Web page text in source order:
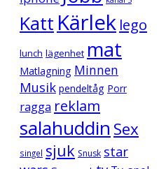
Katt Kärlek lego
lunch lägenhet mat
Matlagning Minnen
Musik pendeltåg Porr
ragga reklam
salahuddin Sex
singel sjuk Snusk star